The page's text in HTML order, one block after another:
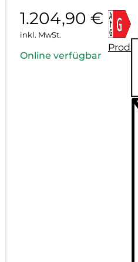
1.204,90 €
inkl. MwSt.
Online verfügbar